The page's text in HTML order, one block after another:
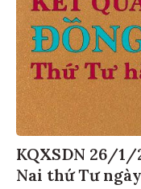
KQXSDN 26/
Nai thứ Tư